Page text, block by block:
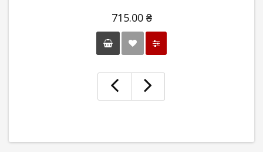
715.00 ₴